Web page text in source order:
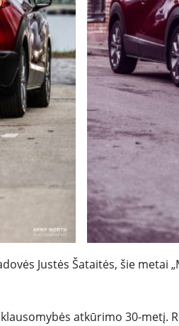
Justės Šataitės, šie metai
atkūrimo 30-metį.